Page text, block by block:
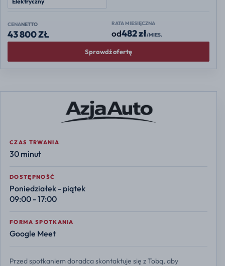
CENANETTO
43 800 ZŁ
RATA MIESIĘCZNA
od482 zł/MIES.
Sprawdź ofertę
CZAS TRWANIA
30 minut
DOSTĘPNOŚĆ
Poniedziałek - piątek
09:00 - 17:00
FORMA SPOTKANIA
Google Meet
Przed spotkaniem doradca skontaktuje się z Tobą, aby